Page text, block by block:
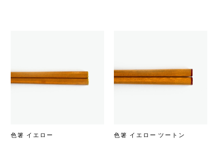
色箸 イエロー 色箸 イエロー ツートン